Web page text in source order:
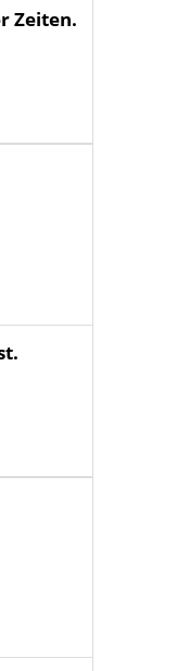
Zeiten.